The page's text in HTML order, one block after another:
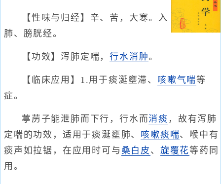
【性味与归经】辛、苦，大寒。入
肺、膀胱经。
【功效】泻肺定喘，行水消肿。
【临床应用】1.用于痰涎壅滞、 咳嗽气喘等
症。
葶苈子能泄肺而下行，行水而消痰 ，故有泻肺
定喘的功效，适用于痰涎壅肺、 咳嗽痰喘、喉中有
痰声如拉锯，在应用时可与 桑白皮 、 旋覆花等药同
用。